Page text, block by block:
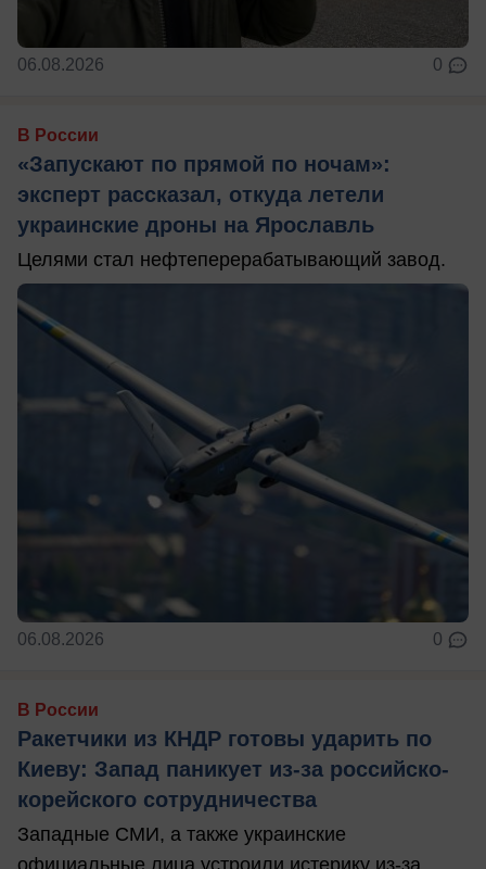
06.08.2026 0
В России
«Запускают по прямой по ночам»:
эксперт рассказал, откуда летели
украинские дроны на Ярославль
Целями стал нефтеперерабатывающий завод.
06.08.2026 0
В России
Ракетчики из КНДР готовы ударить по
Киеву: Запад паникует из-за российско-
корейского сотрудничества
Западные СМИ, а также украинские
официальные лица устроили истерику из-за